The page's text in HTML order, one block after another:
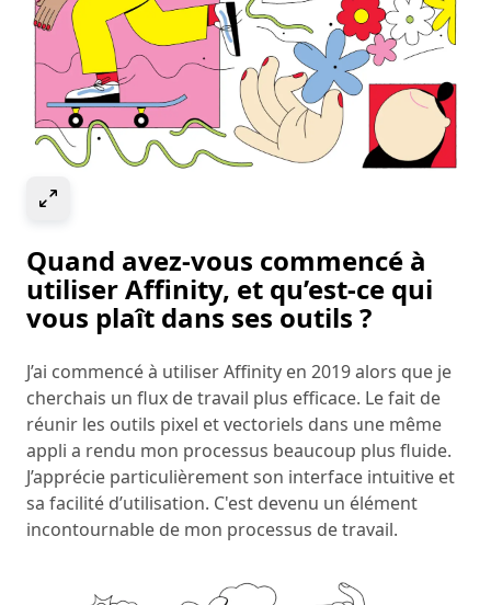
Quand avez-vous commencé à
utiliser Affinity, et qu’est-ce qui
vous plaît dans ses outils ?
J’ai commencé à utiliser Affinity en 2019 alors que je
cherchais un flux de travail plus efficace. Le fait de
réunir les outils pixel et vectoriels dans une même
appli a rendu mon processus beaucoup plus fluide.
J’apprécie particulièrement son interface intuitive et
sa facilité d’utilisation. C'est devenu un élément
incontournable de mon processus de travail.